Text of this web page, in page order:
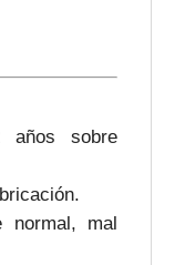
años sobre
normal, mal